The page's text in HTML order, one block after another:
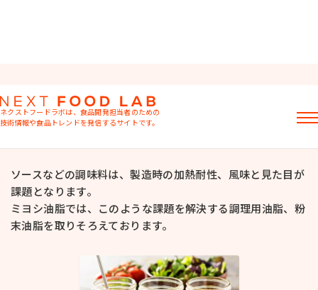
ネクストフードラボは、食品開発担当者のための
技術情報や食品トレンドを発信するサイトです。
製品情報
レシピ
イベント・セミナー
ミヨシ油脂の強み
「調味料・スープ」に関するソリューショ
ン
ソースなどの調味料は、製造時の加熱耐性、風味と見た目が
課題となります。
ミヨシ油脂では、このような課題を解決する調理用油脂、粉
末油脂を取りそろえております。